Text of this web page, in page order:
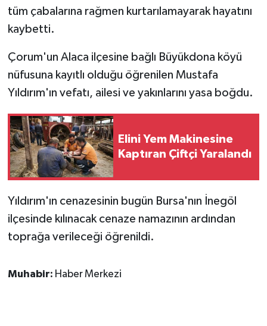
tüm çabalarına rağmen kurtarılamayarak hayatını
kaybetti.
Çorum'un Alaca ilçesine bağlı Büyükdona köyü
nüfusuna kayıtlı olduğu öğrenilen Mustafa
Yıldırım'ın vefatı, ailesi ve yakınlarını yasa boğdu.
Elini Yem Makinesine
Kaptıran Çiftçi Yaralandı
Yıldırım'ın cenazesinin bugün Bursa'nın İnegöl
ilçesinde kılınacak cenaze namazının ardından
toprağa verileceği öğrenildi.
Muhabir: Haber Merkezi